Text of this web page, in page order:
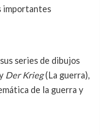
importantes
series de dibujos
Der Krieg(La guerra),
de la guerra y